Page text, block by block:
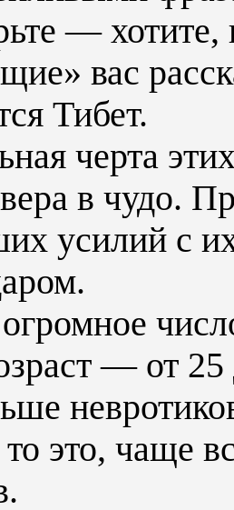
— хотите,
вас
Тибет.
черта
в чудо.
усилий с
— от 25
это, чаще